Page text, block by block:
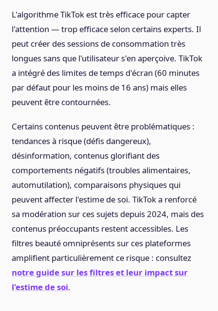
L'algorithme TikTok est très efficace pour capter
l'attention — trop efficace selon certains experts. Il
peut créer des sessions de consommation très
longues sans que l'utilisateur s'en aperçoive. TikTok
a intégré des limites de temps d'écran (60 minutes
par défaut pour les moins de 16 ans) mais elles
peuvent être contournées.
Certains contenus peuvent être problématiques :
tendances à risque (défis dangereux),
désinformation, contenus glorifiant des
comportements négatifs (troubles alimentaires,
automutilation), comparaisons physiques qui
peuvent affecter l'estime de soi. TikTok a renforcé
sa modération sur ces sujets depuis 2024, mais des
contenus préoccupants restent accessibles. Les
filtres beauté omniprésents sur ces plateformes
amplifient particulièrement ce risque : consultez
notre guide sur les filtres et leur impact sur
l'estime de soi.